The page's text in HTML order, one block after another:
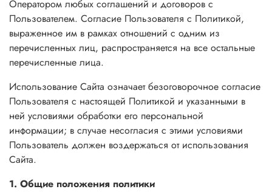
Оператором любых соглашений и договоров с
Пользователем. Согласие Пользователя с Политикой,
выраженное им в рамках отношений с одним из
перечисленных лиц, распространяется на все остальные
перечисленные лица.
Использование Сайта означает безоговорочное согласие
Пользователя с настоящей Политикой и указанными в
ней условиями обработки его персональной
информации; в случае несогласия с этими условиями
Пользователь должен воздержаться от использования
Сайта.
1. Общие положения политики